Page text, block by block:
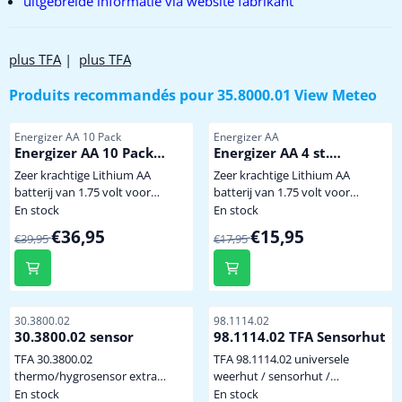
plus TFA | plus TFA
Produits recommandés pour35.8000.01 View Meteo
Référence
Energizer AA 10 Pack
Energizer AA 10 Pack
Extreem krachtige
Winterbestendige
Lithium Batterij
Zeer krachtige Lithium AA
batterij van 1.75 volt voor
gebruik onder extreem zware
belasting. Bij een temperatuur
van -40 graden levert de batterij
nog 70% spanning en stroom.
Uitval a.g.v. bevriezing van
batterijen in buitensensoren is
hiermee tot min -40 graden
uitgesloten ! Tevens wordt het
zendsignaal van de sensor
sterke...
En stock
Par39,95 pour 36,95
€39,95€36,95
Référence
Energizer AA
Energizer AA 4 st.
Extreem krachtige
Winterbestendige
Lithium Batterij
Zeer krachtige Lithium AA
batterij van 1.75 volt voor
gebruik onder extreem zware
belasting. Bij een temperatuur
van -40 graden levert de batterij
nog 70% spanning en stroom.
Uitval a.g.v. bevriezing van
batterijen in buitensensoren is
hiermee tot min -40 graden
uitgesloten ! Tevens wordt het
zendsignaal van de sensor
sterke...
En stock
Par17,95 pour 15,95
€17,95€15,95
Référence
30.3800.02
30.3800.02 sensor
TFA 30.3800.02
thermo/hygrosensor extra
sensor ter uitbreiding voor
En stock
Référence
98.1114.02
98.1114.02 TFA Sensorhut
TFA 98.1114.02 universele
weerhut / sensorhut /
beschermkap Deze natuurlijk
En stock